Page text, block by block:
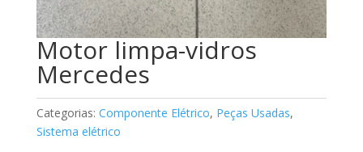
Motor limpa-vidros
Mercedes
Categorias: Componente Elétrico, Peças Usadas,
Sistema elétrico